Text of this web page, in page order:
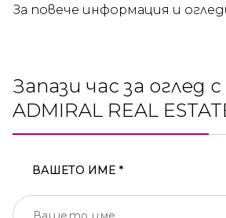
За повече информация и
Запази час за оглед с
ADMIRAL REAL
ВАШЕТО ИМЕ *